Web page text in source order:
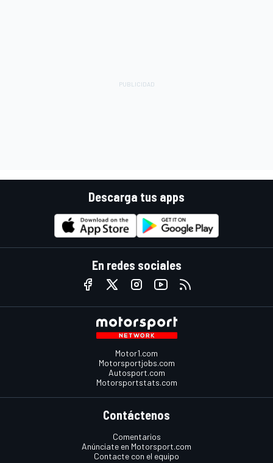
Descarga tus apps
En redes sociales
Motor1.com
Motorsportjobs.com
Autosport.com
Motorsportstats.com
Contáctenos
Comentarios
Anúnciate en Motorsport.com
Contacte con el equipo